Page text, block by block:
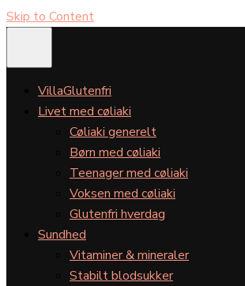
Skip to Content
VillaGlutenfri
Livet med cøliaki
Cøliaki generelt
Børn med cøliaki
Teenager med cøliaki
Voksen med cøliaki
Glutenfri hverdag
Sundhed
Vitaminer & mineraler
Stabilt blodsukker